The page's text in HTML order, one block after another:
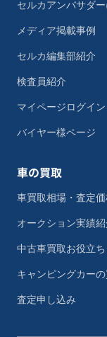
セルカアンバサダ
メディア掲載事例
セルカ編集部紹介
検査員紹介
マイページログイン
バイヤー様ページ
車の買取
車買取相場・査定
オークション実績紹
中古車買取お役立ち
キャンピングカー
査定申し込み